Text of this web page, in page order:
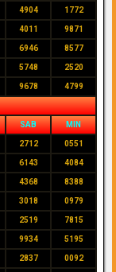
4904 1772
4011 9871
6946 8577
5748 2520
9678 4799
SAB MIN
2712 0551
6143 4084
4368 8388
3018 0979
2519 7815
9934 5195
2837 0092